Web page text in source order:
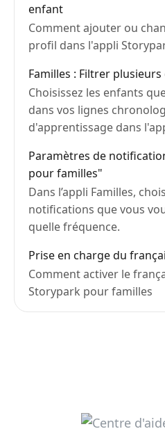
enfant
Comment ajouter ou
profil dans l'appli
Familles : Filtrer
Choisissez les enfants
dans vos lignes
d'apprentissage dans
Paramètres de
pour familles"
Dans l’appli Familles,
notifications que vous
quelle fréquence.
Prise en charge du
Comment activer le
Storypark pour familles